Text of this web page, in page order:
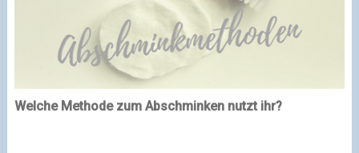
Welche Methode zum Abschminken nutzt ihr?